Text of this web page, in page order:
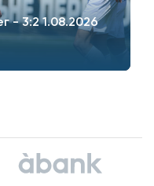
- 3:2 1.08.2026